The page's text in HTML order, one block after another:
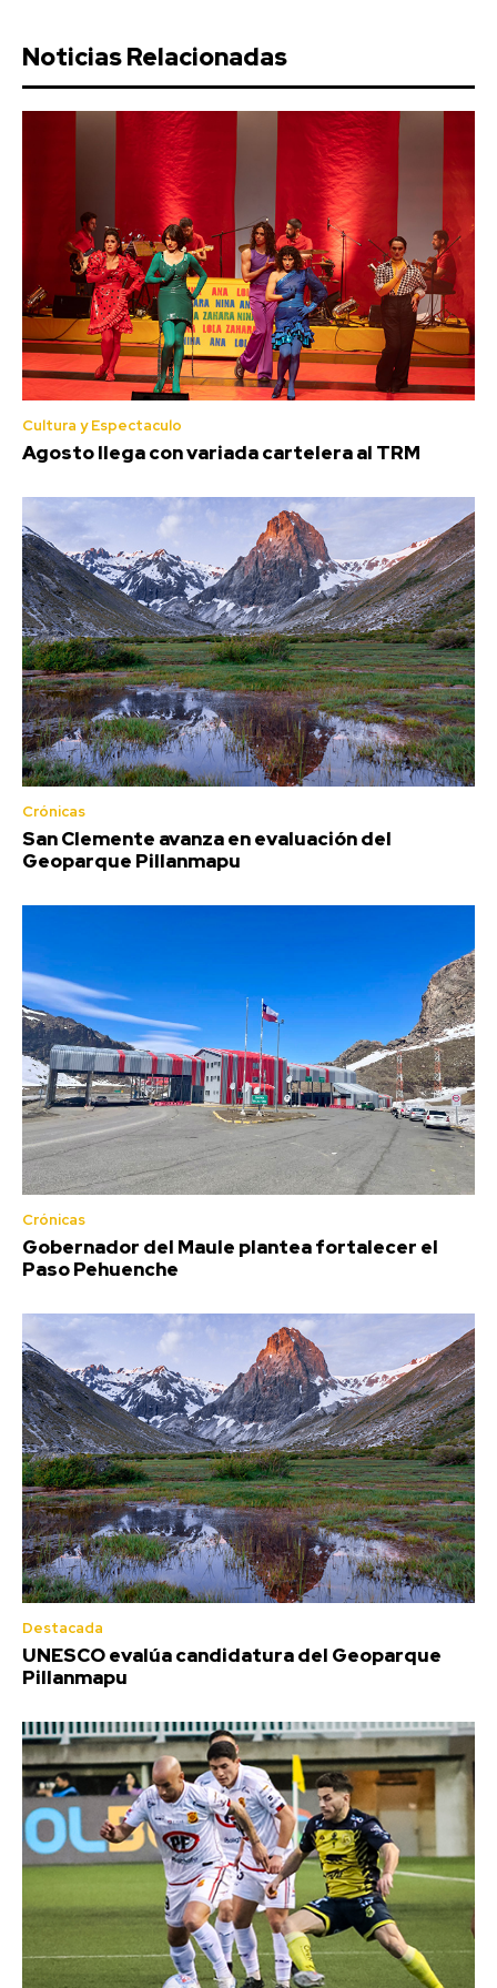
Noticias Relacionadas
Cultura y Espectaculo
Agosto llega con variada cartelera al TRM
Crónicas
San Clemente avanza en evaluación del
Geoparque Pillanmapu
Crónicas
Gobernador del Maule plantea fortalecer el
Paso Pehuenche
Destacada
UNESCO evalúa candidatura del Geoparque
Pillanmapu